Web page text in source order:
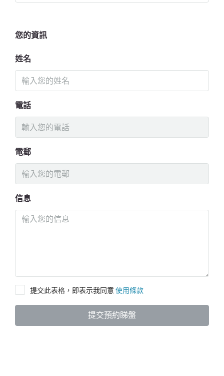
您的資訊
姓名
電話
電郵
信息
提交此表格，即表示我同意 使用條款
提交預約睇盤